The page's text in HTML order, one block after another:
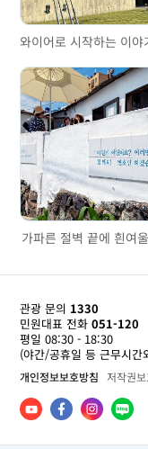
가파른 절벽 끝에 흰여
관광 문의 1330
민원대표 전화 051-120
평일 08:30 - 18:30
(야간/공휴일 등 근무시간
개인정보보호방침 저작권